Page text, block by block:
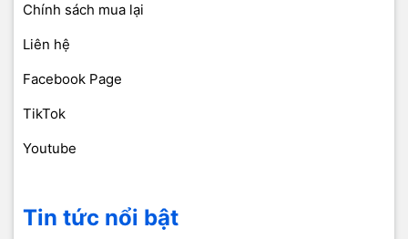
Chính sách mua lại
Liên hệ
Facebook Page
TikTok
Youtube
Tin tức nổi bật